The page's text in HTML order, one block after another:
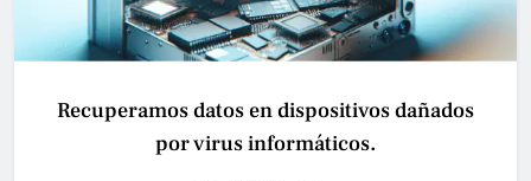
Recuperamos datos en dispositivos dañados
por virus informáticos.